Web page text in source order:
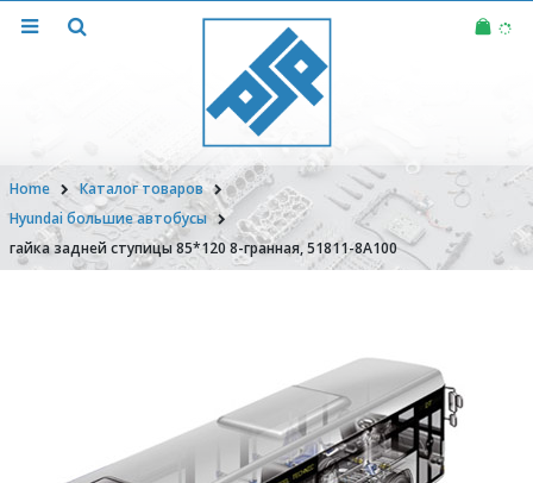
Home
Каталог товаров
Hyundai большие автобусы
гайка задней ступицы 85*120 8-гранная, 51811-8A100